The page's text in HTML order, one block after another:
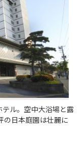
ル。空中大浴場と露
の日本庭園は壮麗に